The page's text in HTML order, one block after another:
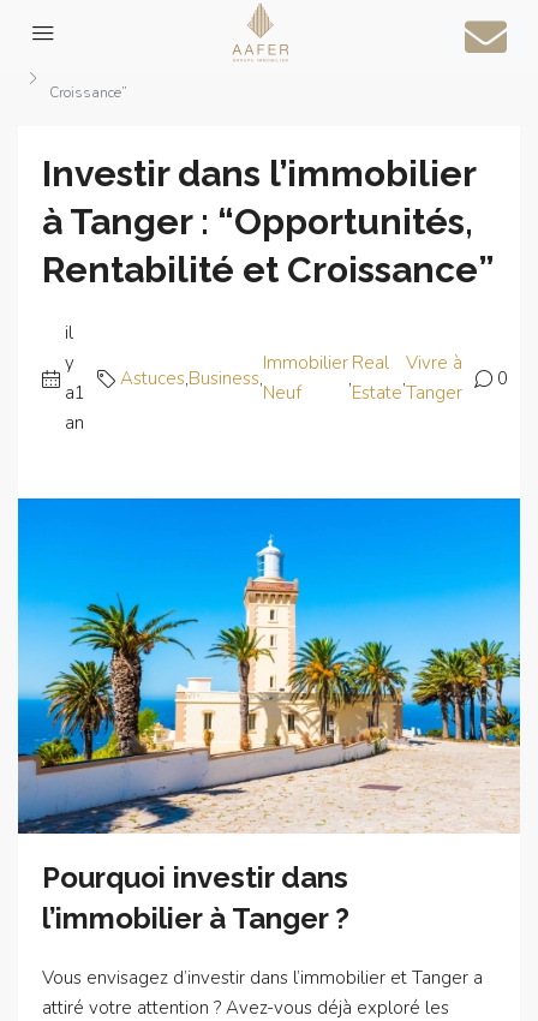
Accueil
Investir dans l’immobilier à Tanger : “Opportunités, Rentabilité et
Croissance”
Investir dans l’immobilier
à Tanger : “Opportunités,
Rentabilité et Croissance”
il
y
a1
an
Astuces,Business,
Immobilier
Neuf
,
Real
Estate
,
Vivre à
Tanger
0
Pourquoi investir dans
l’immobilier à Tanger ?
Vous envisagez d’investir dans l’immobilier et Tanger a
attiré votre attention ? Avez-vous déjà exploré les